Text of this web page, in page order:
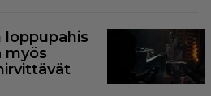
loppupahis
myös